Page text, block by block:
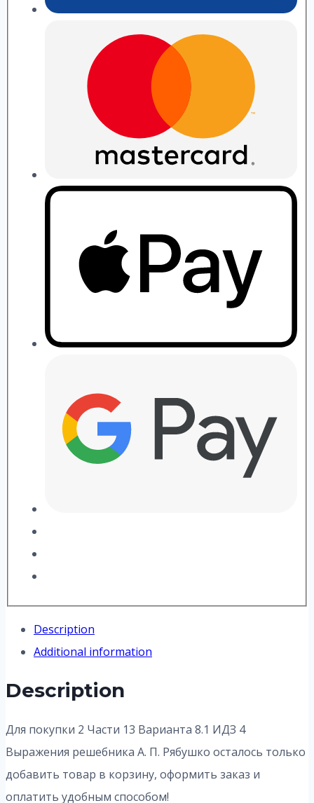
Description
Additional information
Description
Для покупки 2 Части 13 Варианта 8.1 ИДЗ 4
Выражения решебника А. П. Рябушко осталось только
добавить товар в корзину, оформить заказ и
оплатить удобным способом!